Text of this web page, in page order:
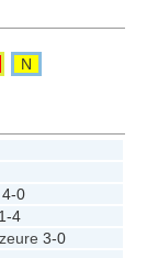
N
4-0
1-4
3-0